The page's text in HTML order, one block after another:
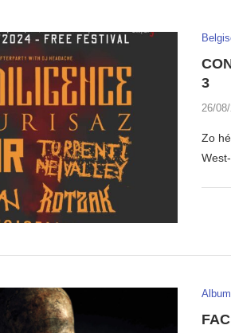
3
26/
Zo